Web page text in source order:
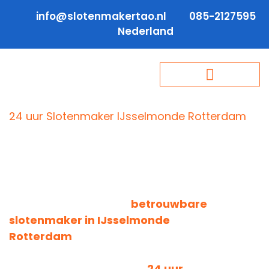
info@slotenmakertao.nl
085-2127595
Nederland
24 uur Slotenmaker IJsselmonde Rotterdam
betrouwbare
slotenmaker in IJsselmonde
Rotterdam